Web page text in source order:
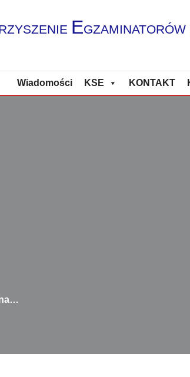
E
Wiadomości KSE KONTAKT